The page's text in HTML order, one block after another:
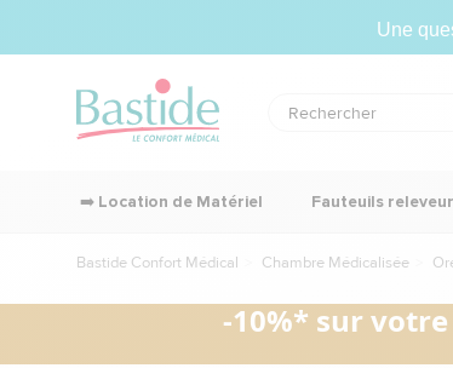
Une
➡️ Location de Matériel Fauteuils
Bastide Confort Médical Chambre Médicalisée
-10%* sur